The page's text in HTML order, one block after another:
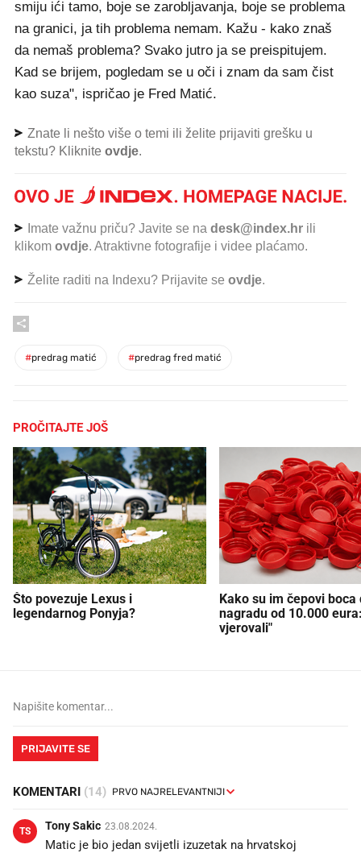
smiju ići tamo, boje se zarobljavanja, boje se problema
na granici, ja tih problema nemam. Kažu - kako znaš
da nemaš problema? Svako jutro ja se preispitujem.
Kad se brijem, pogledam se u oči i znam da sam čist
kao suza", ispričao je Fred Matić.
Znate li nešto više o temi ili želite prijaviti grešku u
tekstu? Kliknite ovdje.
Imate važnu priču? Javite se na desk@index.hr ili
klikom ovdje. Atraktivne fotografije i videe plaćamo.
Želite raditi na Indexu? Prijavite se ovdje.
#predrag matić #predrag fred matić
PROČITAJTE JOŠ
Što povezuje Lexus i
legendarnog Ponyja?
Kako su im čepovi boca
nagradu od 10.000
vjerovali"
PRIJAVITE SE
KOMENTARI (14)
TS Tony Sakic 23.08.2024.
Matic je bio jedan svijetli izuzetak na hrvatskoj